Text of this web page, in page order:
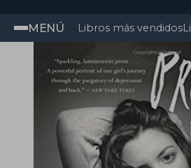
MENÚ Libros más vendidos